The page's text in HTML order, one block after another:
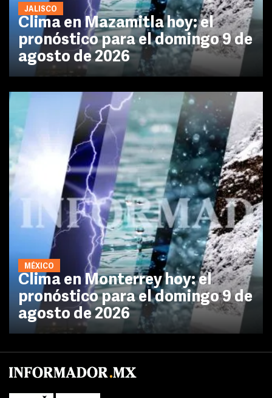
JALISCO
Clima en Mazamitla hoy: el
pronóstico para el domingo 9 de
agosto de 2026
MÉXICO
Clima en Monterrey hoy: el
pronóstico para el domingo 9 de
agosto de 2026